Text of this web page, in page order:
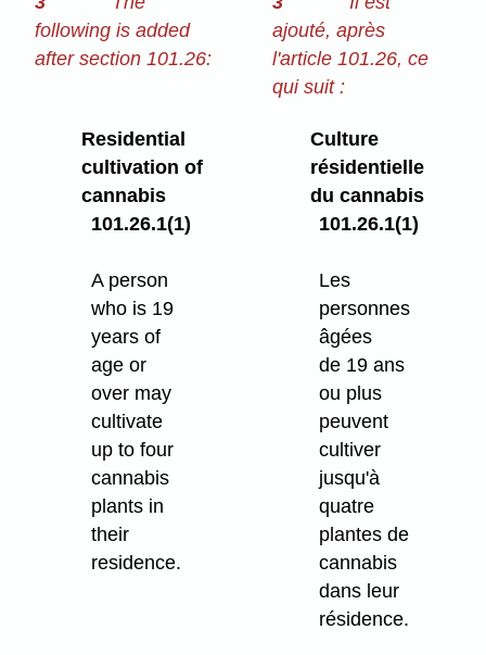
following is added
after section 101.26:
ajouté, après
l'article 101.26, ce
qui suit :
Residential
cultivation of
cannabis
101.26.1(1)
A person
who is 19
years of
age or
over may
cultivate
up to four
cannabis
plants in
their
residence.
Culture
résidentielle
du cannabis
101.26.1(1)
Les
personnes
âgées
de 19 ans
ou plus
peuvent
cultiver
jusqu'à
quatre
plantes de
cannabis
dans leur
résidence.